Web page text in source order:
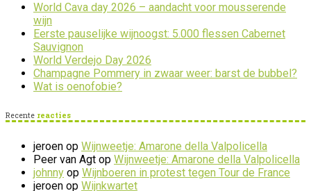
World Cava day 2026 – aandacht voor mousserende
wijn
Eerste pauselijke wijnoogst: 5.000 flessen Cabernet
Sauvignon
World Verdejo Day 2026
Champagne Pommery in zwaar weer: barst de bubbel?
Wat is oenofobie?
Recente reacties
jeroen op Wijnweetje: Amarone della Valpolicella
Peer van Agt op Wijnweetje: Amarone della Valpolicella
johnny op Wijnboeren in protest tegen Tour de France
jeroen op Wijnkwartet